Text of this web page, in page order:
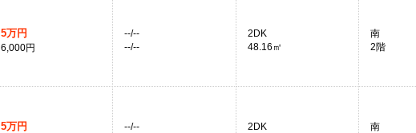
5万円
6,000円
--/--
--/--
2DK
48.16㎡
南
2階
5万円
--/--
2DK
南